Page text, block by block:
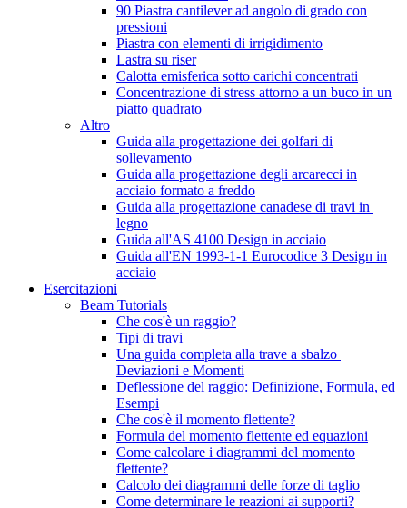
90 Piastra cantilever ad angolo di grado con
pressioni
Piastra con elementi di irrigidimento
Lastra su riser
Calotta emisferica sotto carichi concentrati
Concentrazione di stress attorno a un buco in un
piatto quadrato
Altro
Guida alla progettazione dei golfari di
sollevamento
Guida alla progettazione degli arcarecci in
acciaio formato a freddo
Guida alla progettazione canadese di travi in ​​
legno
Guida all'AS 4100 Design in acciaio
Guida all'EN 1993-1-1 Eurocodice 3 Design in
acciaio
Esercitazioni
Beam Tutorials
Che cos'è un raggio?
Tipi di travi
Una guida completa alla trave a sbalzo |
Deviazioni e Momenti
Deflessione del raggio: Definizione, Formula, ed
Esempi
Che cos'è il momento flettente?
Formula del momento flettente ed equazioni
Come calcolare i diagrammi del momento
flettente?
Calcolo dei diagrammi delle forze di taglio
Come determinare le reazioni ai supporti?